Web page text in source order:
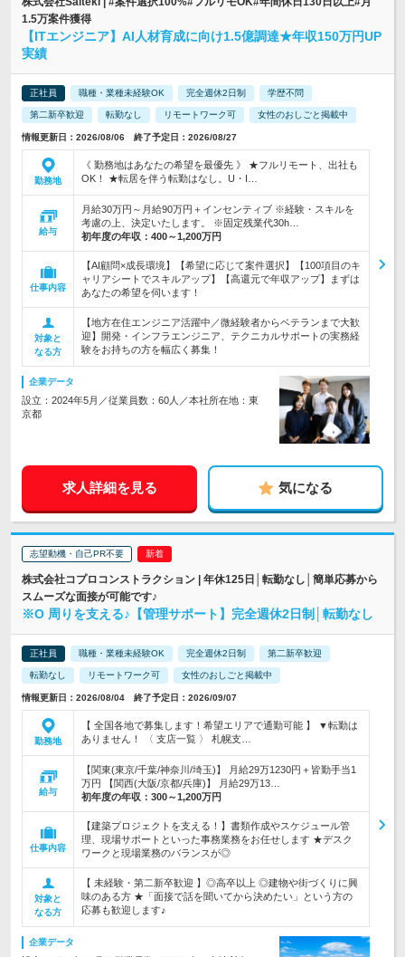
1.5万案件獲得
【ITエンジニア】AI人材育成に向け1.5億調達★年収150万円UP
実績
正社員 職種・業種未経験OK 完全週休2日制 学歴不問
第二新卒歓迎 転勤なし リモートワーク可 女性のおしごと掲載中
情報更新日：2026/08/06 終了予定日：2026/08/27
勤務地
《 勤務地はあなたの希望を最優先 》 ★フルリモート、出社も
OK！ ★転居を伴う転勤はなし。U・I…
給与
月給30万円～月給90万円＋インセンティブ ※経験・スキルを
考慮の上、決定いたします。 ※固定残業代30h…
初年度の年収： 400～1,200万円
仕事内容
【AI顧問×成長環境】【希望に応じて案件選択】【100項目のキ
ャリアシートでスキルアップ】【高還元で年収アップ】まずは
あなたの希望を伺います！
対象と
なる方
【地方在住エンジニア活躍中／微経験者からベテランまで大歓
迎】開発・インフラエンジニア、テクニカルサポートの実務経
験をお持ちの方を幅広く募集！
企業データ
設立：2024年5月／従業員数：60人／本社所在地：東
京都
求人詳細を見る 気になる
志望動機・自己PR不要
株式会社コプロコンストラクション | 年休125日│転勤なし│簡単応募から
スムーズな面接が可能です♪
※O 周りを支える♪【管理サポート】完全週休2日制│転勤なし
正社員 職種・業種未経験OK 完全週休2日制 第二新卒歓迎
転勤なし リモートワーク可 女性のおしごと掲載中
情報更新日：2026/08/04 終了予定日：2026/09/07
勤務地
【 全国各地で募集します！希望エリアで通勤可能 】 ▼転勤は
ありません！ 〈 支店一覧 〉 札幌支…
給与
【関東(東京/千葉/神奈川/埼玉)】 月給29万1230円＋皆勤手当1
万円 【関西(大阪/京都/兵庫)】 月給29万13…
初年度の年収： 300～1,200万円
仕事内容
【建築プロジェクトを支える！】書類作成やスケジュール管
理、現場サポートといった事務業務をお任せします ★デスク
ワークと現場業務のバランスが◎
対象と
なる方
【 未経験・第二新卒歓迎 】◎高卒以上 ◎建物や街づくりに興
味のある方 ★「面接で話を聞いてから決めたい」という方の
応募も歓迎します♪
企業データ